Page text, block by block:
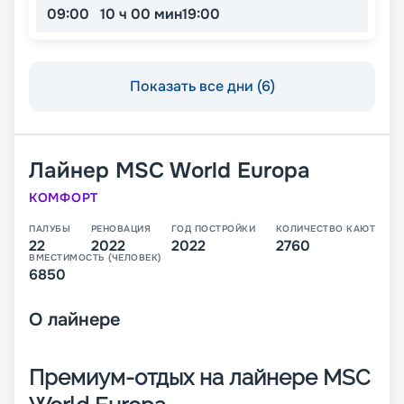
09:00 10 ч 00 мин19:00
Показать все дни (6)
Лайнер MSC World Europa
КОМФОРТ
ПАЛУБЫ
22
РЕНОВАЦИЯ
2022
ГОД ПОСТРОЙКИ
2022
КОЛИЧЕСТВО КАЮТ
2760
ВМЕСТИМОСТЬ (ЧЕЛОВЕК)
6850
О лайнере
Премиум-отдых на лайнере MSC